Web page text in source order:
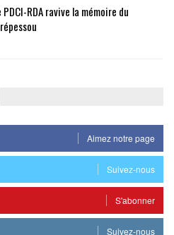
RDA ravive la mémoire du
Aimez notre page
Suivez-nous
S'abonner
Suivez-nous